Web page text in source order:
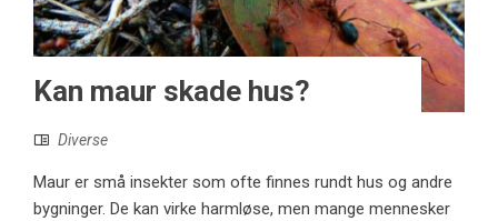
Kan maur skade hus?
Diverse
Maur er små insekter som ofte finnes rundt hus og andre
bygninger. De kan virke harmløse, men mange mennesker